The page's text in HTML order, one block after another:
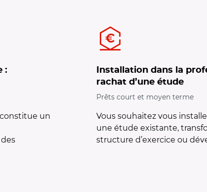
:
un
Installation dans la
rachat d’une étude
Prêts court et moyen terme
Vous souhaitez vous
une étude existante,
structure d’exercice ou